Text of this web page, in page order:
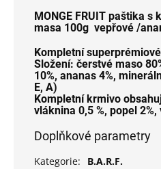
MONGE FRUIT paštika s
masa 100g vepřové /
Kompletní
Složení: čerstvé maso
10%, ananas 4%,
E, A)
Kompletní krmivo
vláknina 0,5 %, popel 2%,
Doplňkové parametry
Kategorie:
B.A.R.F.